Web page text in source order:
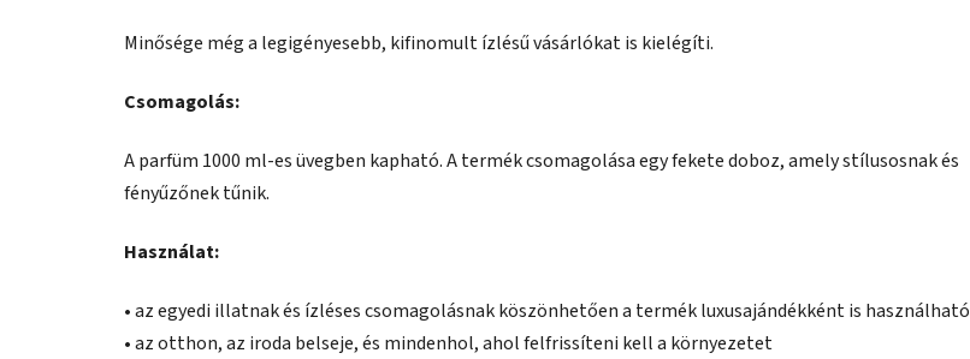
Minősége még a legigényesebb, kifinomult ízlésű vásárlókat is kielégíti.
Csomagolás:
A parfüm 1000 ml-es üvegben kapható. A termék csomagolása egy fekete doboz, amely stílusosnak és
fényűzőnek tűnik.
Használat:
• az egyedi illatnak és ízléses csomagolásnak köszönhetően a termék luxusajándékként is használható
• az otthon, az iroda belseje, és mindenhol, ahol felfrissíteni kell a környezetet